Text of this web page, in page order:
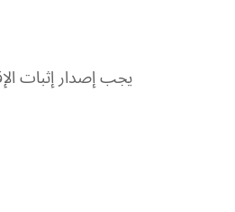
يجب إصدار إثبات